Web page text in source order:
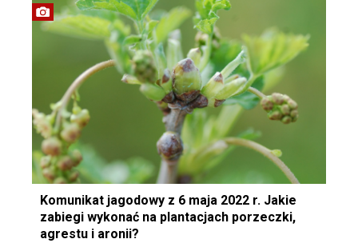
Komunikat jagodowy z 6 maja 2022 r. Jakie
zabiegi wykonać na plantacjach porzeczki,
agrestu i aronii?